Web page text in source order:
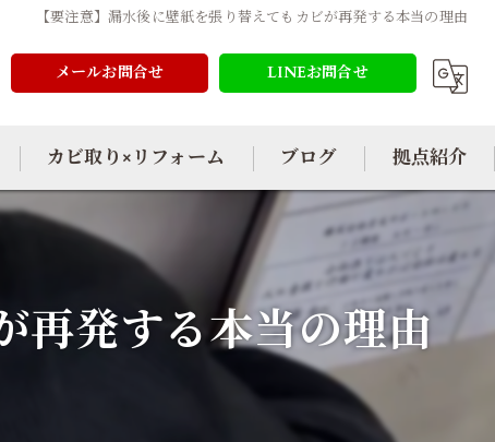
【要注意】漏水後に壁紙を張り替えてもカビが再発する本当の理由
メールお問合せ LINEお問合せ
カビ取り×リフォーム ブログ 拠点紹介
再発する本当の理由